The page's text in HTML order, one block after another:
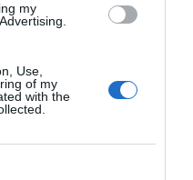
my
Use,
of my
with the
4 decembrie
3 »